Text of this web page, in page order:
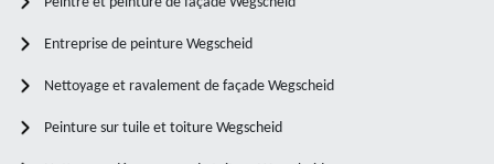
Entreprise de peinture Wegscheid
Nettoyage et ravalement de façade Wegscheid
Peinture sur tuile et toiture Wegscheid